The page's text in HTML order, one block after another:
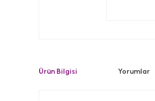
Ürün Bilgisi Yorumlar